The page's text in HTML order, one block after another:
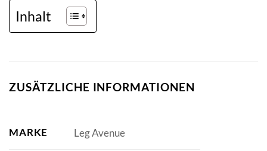
Inhalt
ZUSÄTZLICHE INFORMATIONEN
MARKE Leg Avenue